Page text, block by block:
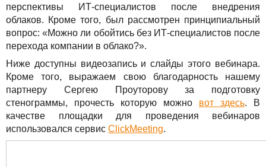
Инструкции
FAQ
Интервью
Авторская колонка
События
перспективы ИТ-специалистов после внедрения
облаков. Кроме того, был рассмотрен принципиальный
вопрос: «Можно ли обойтись без ИТ-специалистов после
перехода компании в облако?».
Ниже доступны видеозапись и слайды этого вебинара.
Кроме того, выражаем свою благодарность нашему
партнеру Сергею Проуторову за подготовку
стенограммы, прочесть которую можно вот здесь. В
качестве площадки для проведения вебинаров
использовался сервис ClickMeeting.